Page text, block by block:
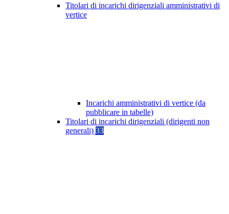
Titolari di incarichi dirigenziali amministrativi di
vertice
Incarichi amministrativi di vertice (da
pubblicare in tabelle)
Titolari di incarichi dirigenziali (dirigenti non
generali) 33